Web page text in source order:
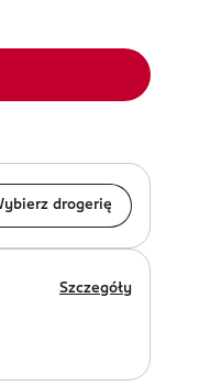
drogerię
Szczegóły